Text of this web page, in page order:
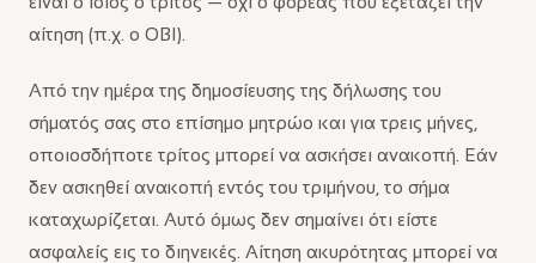
αίτηση (π.χ. ο ΟΒΙ).
Από την ημέρα της δημοσίευσης της δήλωσης του
σήματός σας στο επίσημο μητρώο και για τρεις μήνες,
οποιοσδήποτε τρίτος μπορεί να ασκήσει ανακοπή. Εάν
δεν ασκηθεί ανακοπή εντός του τριμήνου, το σήμα
καταχωρίζεται. Αυτό όμως δεν σημαίνει ότι είστε
ασφαλείς εις το διηνεκές. Αίτηση ακυρότητας μπορεί να